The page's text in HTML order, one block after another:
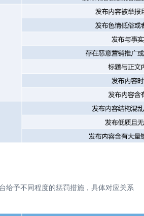
给予不同程度的惩罚措施，具体对应关系